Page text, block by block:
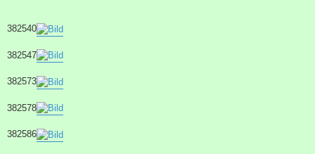
382540
382547
382573
382578
382586